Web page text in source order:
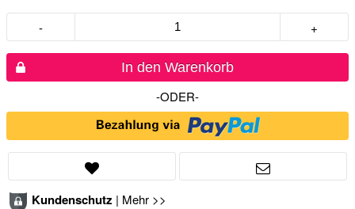
- +
In den Warenkorb
-ODER-
Kundenschutz | Mehr >>